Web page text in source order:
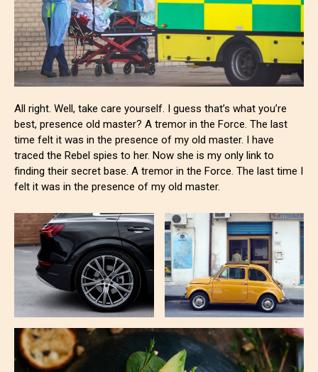
All right. Well, take care yourself. I guess that’s what you’re
best, presence old master? A tremor in the Force. The last
time felt it was in the presence of my old master. I have
traced the Rebel spies to her. Now she is my only link to
finding their secret base. A tremor in the Force. The last time I
felt it was in the presence of my old master.